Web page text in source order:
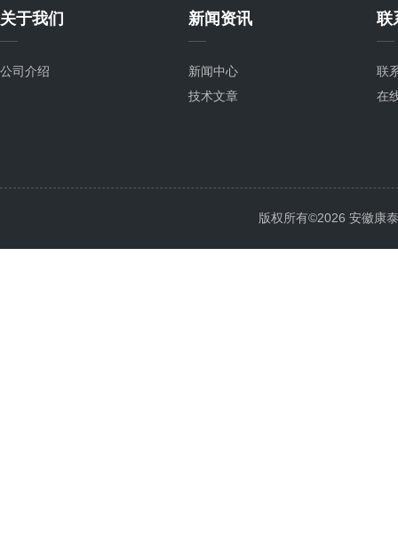
关于我们
公司介绍
新闻资讯
新闻中心
技术文章
联
联
在
版权所有©2026 安徽康